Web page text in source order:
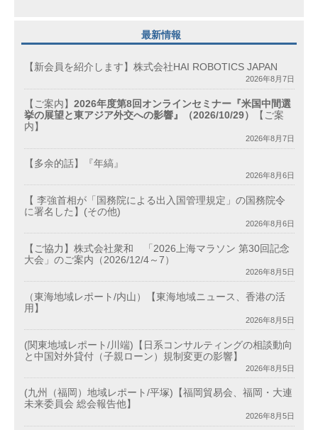
最新情報
【新会員を紹介します】株式会社HAI ROBOTICS JAPAN
2026年8月7日
【ご案内】 2026年度第8回オンラインセミナー『米国中間選
挙の展望と東アジア外交への影響』（2026/10/29）
【ご案
内】
2026年8月7日
【多余的話】『年縞』
2026年8月6日
【 李強首相が「国務院による出入国管理規定」の国務院令
に署名した】(その他)
2026年8月6日
【ご協力】株式会社衆和 「2026上海マラソン 第30回記念
大会」のご案内（2026/12/4～7）
2026年8月5日
（東海地域レポート/内山）【東海地域ニュース、香港の活
用】
2026年8月5日
(関東地域レポート/川端)【日系コンサルティングの相談動向
と中国対外貸付（子親ローン）規制変更の影響】
2026年8月5日
(九州（福岡）地域レポート/平塚)【福岡貿易会、福岡・大連
未来委員会 総会報告他】
2026年8月5日